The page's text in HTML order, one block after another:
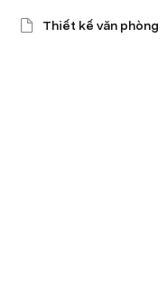
Thiết kế văn phòng